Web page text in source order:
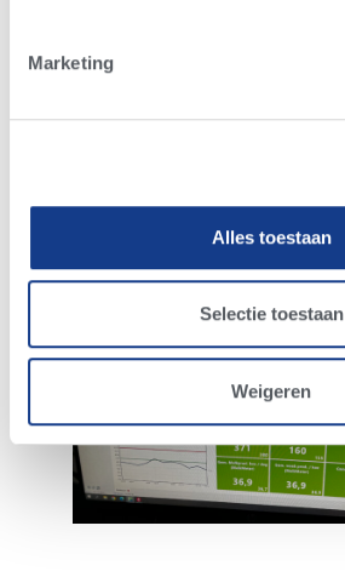
Marketing
Alles toestaan
Selectie toestaan
Weigeren